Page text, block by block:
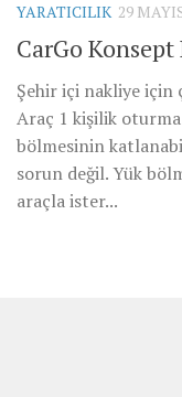
YARATICILIK 29
CarGo Konsept
Şehir içi nakliye için
Araç 1 kişilik oturma
bölmesinin
sorun değil. Yük
araçla ister...